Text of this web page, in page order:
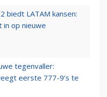
biedt LATAM kansen:
in op nieuwe
tegenvaller:
eerste 777-9’s te